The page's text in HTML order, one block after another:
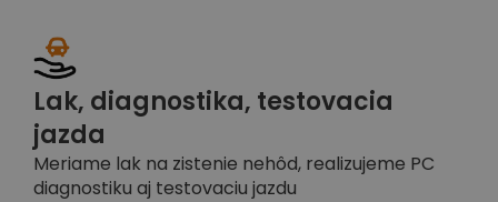
Lak, diagnostika, testovacia
jazda
Meriame lak na zistenie nehôd, realizujeme PC
diagnostiku aj testovaciu jazdu